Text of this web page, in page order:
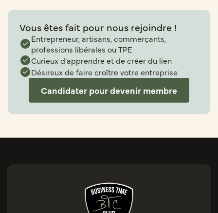
Vous êtes fait pour nous rejoindre !
Entrepreneur, artisans, commerçants,
professions libérales ou TPE
Curieux d'apprendre et de créer du lien
Désireux de faire croître votre entreprise
Candidater pour devenir membre